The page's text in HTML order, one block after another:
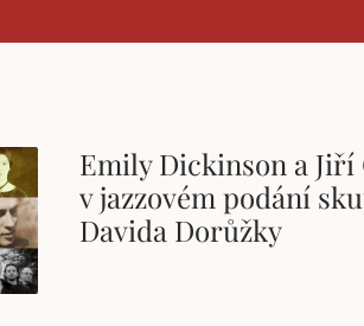
Emily Dickinson a
v jazzovém podání
Davida Dorůžky